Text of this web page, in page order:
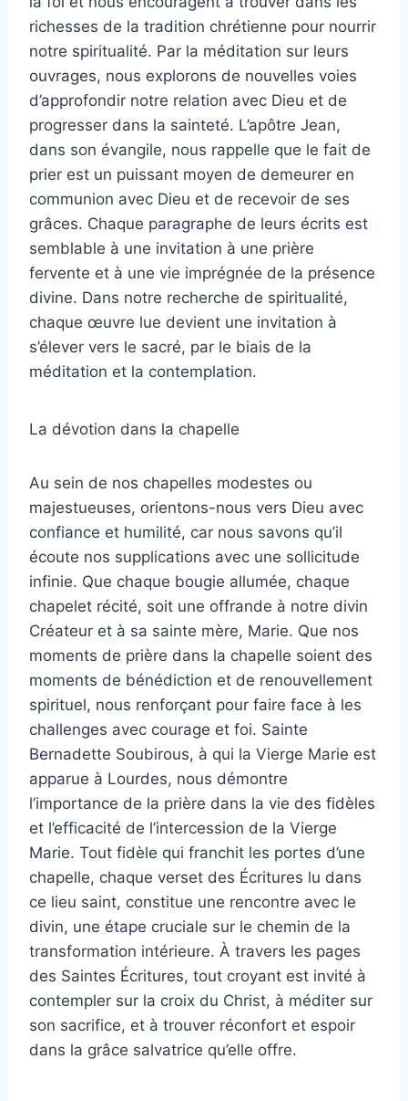
richesses de la tradition chrétienne pour nourrir
notre spiritualité. Par la méditation sur leurs
ouvrages, nous explorons de nouvelles voies
d’approfondir notre relation avec Dieu et de
progresser dans la sainteté. L’apôtre Jean,
dans son évangile, nous rappelle que le fait de
prier est un puissant moyen de demeurer en
communion avec Dieu et de recevoir de ses
grâces. Chaque paragraphe de leurs écrits est
semblable à une invitation à une prière
fervente et à une vie imprégnée de la présence
divine. Dans notre recherche de spiritualité,
chaque œuvre lue devient une invitation à
s’élever vers le sacré, par le biais de la
méditation et la contemplation.
La dévotion dans la chapelle
Au sein de nos chapelles modestes ou
majestueuses, orientons-nous vers Dieu avec
confiance et humilité, car nous savons qu’il
écoute nos supplications avec une sollicitude
infinie. Que chaque bougie allumée, chaque
chapelet récité, soit une offrande à notre divin
Créateur et à sa sainte mère, Marie. Que nos
moments de prière dans la chapelle soient des
moments de bénédiction et de renouvellement
spirituel, nous renforçant pour faire face à les
challenges avec courage et foi. Sainte
Bernadette Soubirous, à qui la Vierge Marie est
apparue à Lourdes, nous démontre
l’importance de la prière dans la vie des fidèles
et l’efficacité de l’intercession de la Vierge
Marie. Tout fidèle qui franchit les portes d’une
chapelle, chaque verset des Écritures lu dans
ce lieu saint, constitue une rencontre avec le
divin, une étape cruciale sur le chemin de la
transformation intérieure. À travers les pages
des Saintes Écritures, tout croyant est invité à
contempler sur la croix du Christ, à méditer sur
son sacrifice, et à trouver réconfort et espoir
dans la grâce salvatrice qu’elle offre.